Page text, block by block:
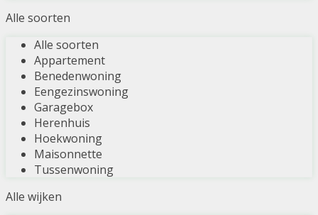
Alle soorten
Alle soorten
Appartement
Benedenwoning
Eengezinswoning
Garagebox
Herenhuis
Hoekwoning
Maisonnette
Tussenwoning
Alle wijken